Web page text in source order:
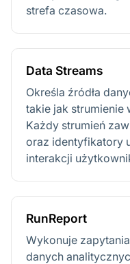
strefa czasowa.
Data Streams
Określa źródła
takie jak strumienie
Każdy strumień
oraz identyfikatory
interakcji
RunReport
Wykonuje
danych